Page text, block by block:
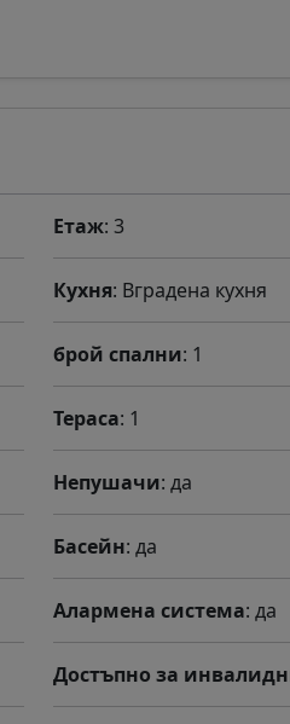
Етаж: 3
Кухня: Вградена кухня
брой спални: 1
Тераса: 1
Непушачи: да
Басейн: да
Алармена система: да
Достъпно за